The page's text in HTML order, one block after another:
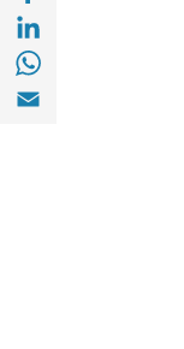
Compartir
Compartir
Compartir